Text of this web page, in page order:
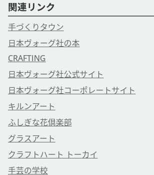
関連リンク
手づくりタウン
日本ヴォーグ社の本
CRAFTING
日本ヴォーグ社公式サイト
日本ヴォーグ社コーポレートサイト
キルンアート
ふしぎな花倶楽部
グラスアート
クラフトハート トーカイ
手芸の学校